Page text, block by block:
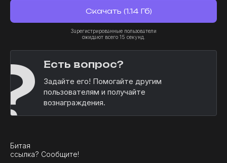
Скачать (1.14 Гб)
Зарегистрированные пользователи
ожидают всего 15 секунд.
Есть вопрос?
Задайте его! Помогайте другим
пользователям и получайте
вознаграждения.
Битая
ссылка? Сообщите!